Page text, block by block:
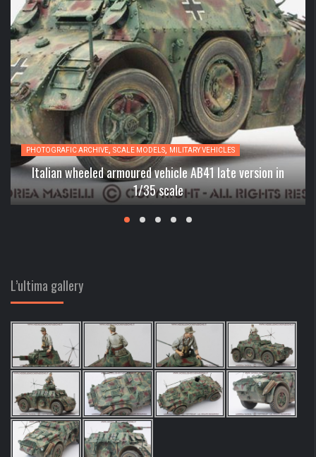
PHOTOGRAFIC ARCHIVE, SCALE MODELS, MILITARY VEHICLES
Italian wheeled armoured vehicle AB41 late version in
1/35 scale
L’ultima gallery